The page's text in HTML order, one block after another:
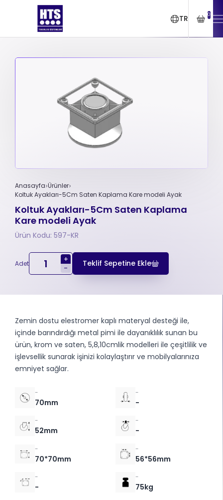
TR 0
Anasayfa Ürünler
Koltuk Ayakları-5Cm Saten Kaplama Kare modeli Ayak
Koltuk Ayakları-5Cm Saten Kaplama
Kare modeli Ayak
Ürün Kodu: 597-KR
Adet
+
-
Teklif Sepetine Ekle
Zemin dostu elestromer kaplı materyal desteği ile,
içinde barındırdığı metal pimi ile dayanıklılık sunan bu
ürün, krom ve saten, 5,8,10cmlik modelleri ile çeşitlilik ve
işlevsellik sunarak işinizi kolaylaştırır ve mobilyalarınıza
emniyet sağlar.
-
70mm
-
-
-
52mm
-
-
-
70*70mm
-
56*56mm
-
-
-
75kg